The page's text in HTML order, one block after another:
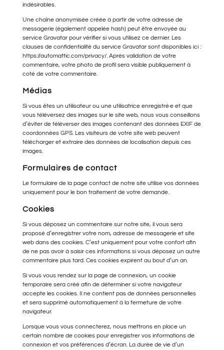
indésirables.
Une chaîne anonymisée créée à partir de votre adresse de
messagerie (également appelée hash) peut être envoyée au
service Gravatar pour vérifier si vous utilisez ce dernier. Les
clauses de confidentialité du service Gravatar sont disponibles ici :
https://automattic.com/privacy/. Après validation de votre
commentaire, votre photo de profil sera visible publiquement à
coté de votre commentaire.
Médias
Si vous êtes un utilisateur ou une utilisatrice enregistré·e et que
vous téléversez des images sur le site web, nous vous conseillons
d’éviter de téléverser des images contenant des données EXIF de
coordonnées GPS. Les visiteurs de votre site web peuvent
télécharger et extraire des données de localisation depuis ces
images.
Formulaires de contact
Le formulaire de la page contact de notre site utilise vos données
uniquement pour le bon traitement de votre demande.
Cookies
Si vous déposez un commentaire sur notre site, il vous sera
proposé d’enregistrer votre nom, adresse de messagerie et site
web dans des cookies. C’est uniquement pour votre confort afin
de ne pas avoir à saisir ces informations si vous déposez un autre
commentaire plus tard. Ces cookies expirent au bout d’un an.
Si vous vous rendez sur la page de connexion, un cookie
temporaire sera créé afin de déterminer si votre navigateur
accepte les cookies. Il ne contient pas de données personnelles
et sera supprimé automatiquement à la fermeture de votre
navigateur.
Lorsque vous vous connecterez, nous mettrons en place un
certain nombre de cookies pour enregistrer vos informations de
connexion et vos préférences d’écran. La durée de vie d’un